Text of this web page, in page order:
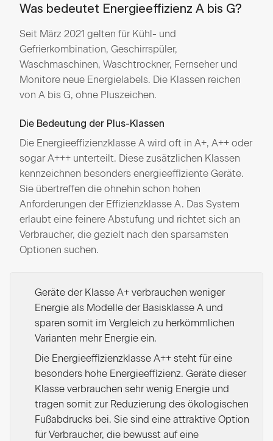
Was bedeutet Energieeffizienz A bis G?
Seit März 2021 gelten für Kühl- und
Gefrierkombination, Geschirrspüler,
Waschmaschinen, Waschtrockner, Fernseher und
Monitore neue Energielabels. Die Klassen reichen
von A bis G, ohne Pluszeichen.
Die Bedeutung der Plus-Klassen
Die Energieeffizienzklasse A wird oft in A+, A++ oder
sogar A+++ unterteilt. Diese zusätzlichen Klassen
kennzeichnen besonders energieeffiziente Geräte.
Sie übertreffen die ohnehin schon hohen
Anforderungen der Effizienzklasse A. Das System
erlaubt eine feinere Abstufung und richtet sich an
Verbraucher, die gezielt nach den sparsamsten
Optionen suchen.
Geräte der Klasse A+ verbrauchen weniger
Energie als Modelle der Basisklasse A und
sparen somit im Vergleich zu herkömmlichen
Varianten mehr Energie ein.
Die Energieeffizienzklasse A++ steht für eine
besonders hohe Energieeffizienz. Geräte dieser
Klasse verbrauchen sehr wenig Energie und
tragen somit zur Reduzierung des ökologischen
Fußabdrucks bei. Sie sind eine attraktive Option
für Verbraucher, die bewusst auf eine